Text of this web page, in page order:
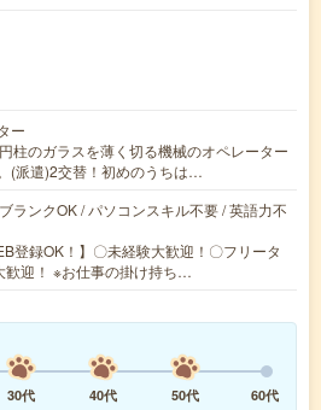
ー
柱のガラスを薄く切る機械のオペレーター
(派遣)2交替！初めのうちは…
ランクOK / パソコンスキル不要 / 英語力不
登録OK！】〇未経験大歓迎！〇フリータ
迎！ ※お仕事の掛け持ち…
30代 40代 50代 60代